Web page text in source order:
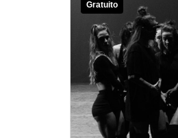
Gratuito